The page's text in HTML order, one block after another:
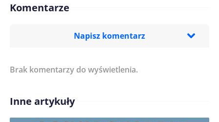
Komentarze
Napisz komentarz
Treść komentarza*
Imię/ Nick*
Brak komentarzy do wyświetlenia.
Inne artykuły